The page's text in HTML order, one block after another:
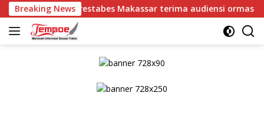
Langsung
ke
konten
Breaking NewsMakassar terima audiensi ormas Laskar Garuda